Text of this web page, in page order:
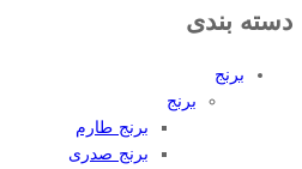
دسته بندی
برنج
برنج
برنج طارم
برنج صدری